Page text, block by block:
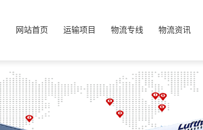
网站首页 运输项目 物流专线 物流资讯